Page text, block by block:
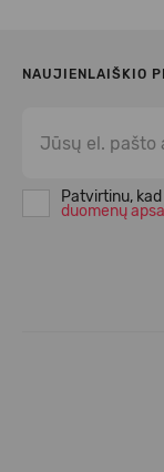
NAUJIENLAIŠKIO
Patvirtinu,
duomenų